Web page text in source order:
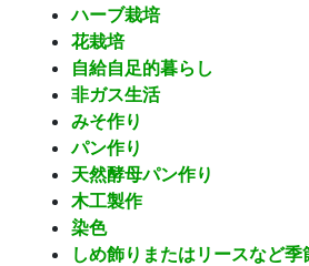
ハーブ栽培
花栽培
自給自足的暮らし
非ガス生活
みそ作り
パン作り
天然酵母パン作り
木工製作
染色
しめ飾りまたはリースなど季